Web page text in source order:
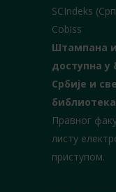
SCIndeks
Cobiss
Штампана
доступна
Србије и
Правног
листу
приступом.